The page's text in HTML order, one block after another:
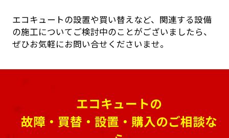
エコキュートの設置や買い替えなど、関連する設備
の施工についてご検討中のことがございましたら、
ぜひお気軽にお問い合せくださいませ。
エコキュートの
故障・買替・設置・購入のご相談な